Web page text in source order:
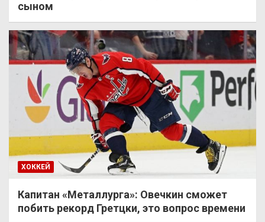
сыном
ХОККЕЙ
Капитан «Металлурга»: Овечкин сможет
побить рекорд Гретцки, это вопрос времени